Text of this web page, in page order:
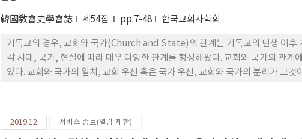
韓國敎會史學會誌 제54집 pp.7-48 한국교회사학회
기독교의 경우, 교회와 국가(Church and State)의 관계는 기독교의 탄생 이후
각 시대, 국가, 현실에 따라 매우 다양한 관계를 형성해왔다. 교회와 국가의 관계
있다. 교회와 국가의 일치, 교회 우선 혹은 국가 우선, 교회와 국가의 분리가 그
를 어떻게 생각하고 대했는지 대표적 인물인 황사영과 정하상의 대응(백서(帛
구를 통해 이들이 각각 교회우선주의와 국가 우선주의의 유형에 속했음을 알 수
미쳤는지 또한 이런 차이가 왜 발생하게 되었는지를 검토하였다. 조선에 재래된
2019.12 서비스 종료(열람 제한)